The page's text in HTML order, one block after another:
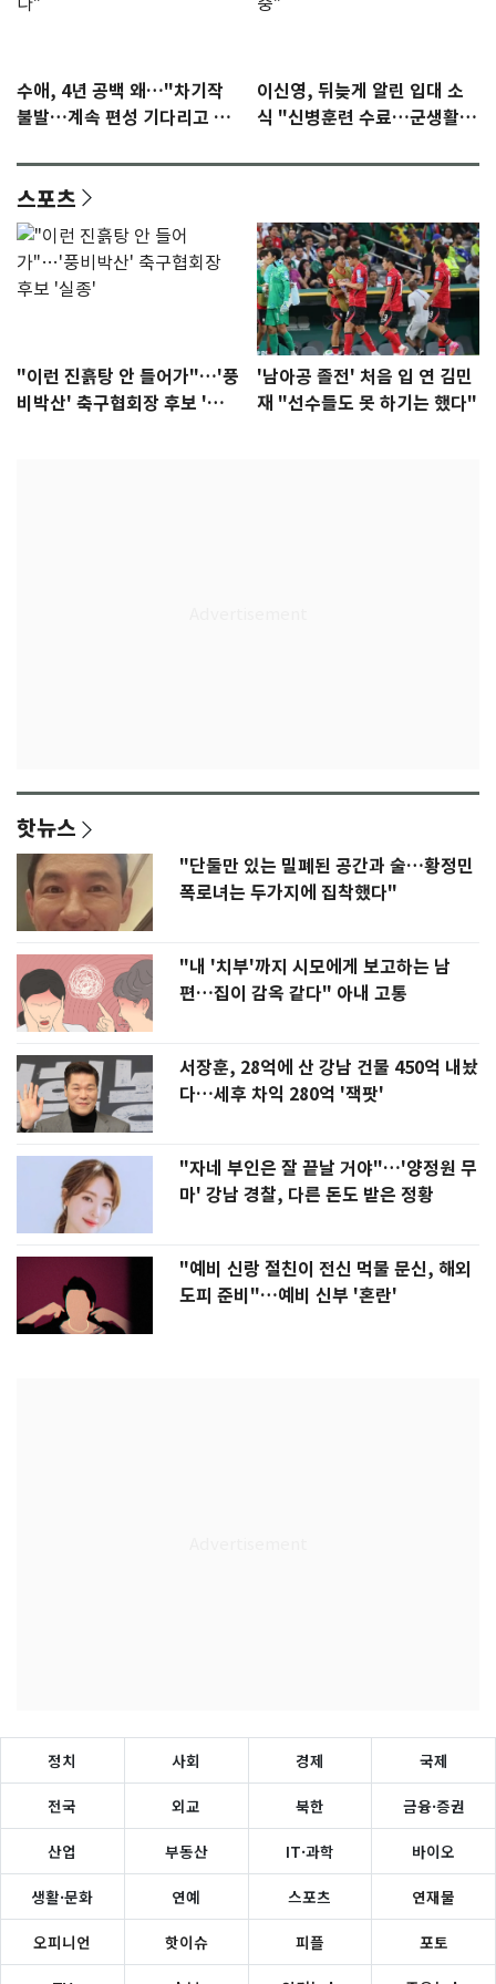
수애, 4년 공백 왜…"차기작
불발…계속 편성 기다리고 있
이신영, 뒤늦게 알린 입대 소
식 "신병훈련 수료…군생활
스포츠
"이런 진흙탕 안 들어가"…'풍
비박산' 축구협회장 후보 '실
'남아공 졸전' 처음 입 연 김민
재 "선수들도 못 하기는 했다"
핫뉴스
"단둘만 있는 밀폐된 공간과 술…황정민
폭로녀는 두가지에 집착했다"
"내 '치부'까지 시모에게 보고하는 남
편…집이 감옥 같다" 아내 고통
서장훈, 28억에 산 강남 건물 450억 내놨
다…세후 차익 280억 '잭팟'
"자네 부인은 잘 끝날 거야"…'양정원 무
마' 강남 경찰, 다른 돈도 받은 정황
"예비 신랑 절친이 전신 먹물 문신, 해외
도피 준비"…예비 신부 '혼란'
정치 사회 경제 국제
전국 외교 북한 금융·증권
산업 부동산 IT·과학 바이오
생활·문화 연예 스포츠 연재물
오피니언 핫이슈 피플 포토